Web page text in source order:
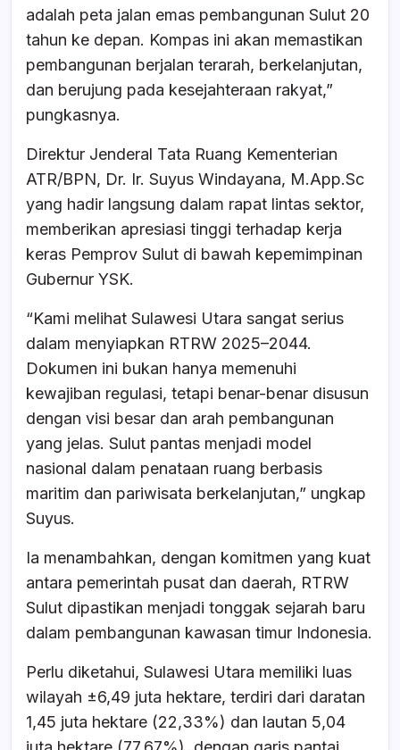
adalah peta jalan emas pembangunan Sulut 20
tahun ke depan. Kompas ini akan memastikan
pembangunan berjalan terarah, berkelanjutan,
dan berujung pada kesejahteraan rakyat,”
pungkasnya.
Direktur Jenderal Tata Ruang Kementerian
ATR/BPN, Dr. Ir. Suyus Windayana, M.App.Sc
yang hadir langsung dalam rapat lintas sektor,
memberikan apresiasi tinggi terhadap kerja
keras Pemprov Sulut di bawah kepemimpinan
Gubernur YSK.
“Kami melihat Sulawesi Utara sangat serius
dalam menyiapkan RTRW 2025–2044.
Dokumen ini bukan hanya memenuhi
kewajiban regulasi, tetapi benar-benar disusun
dengan visi besar dan arah pembangunan
yang jelas. Sulut pantas menjadi model
nasional dalam penataan ruang berbasis
maritim dan pariwisata berkelanjutan,” ungkap
Suyus.
Ia menambahkan, dengan komitmen yang kuat
antara pemerintah pusat dan daerah, RTRW
Sulut dipastikan menjadi tonggak sejarah baru
dalam pembangunan kawasan timur Indonesia.
Perlu diketahui, Sulawesi Utara memiliki luas
wilayah ±6,49 juta hektare, terdiri dari daratan
1,45 juta hektare (22,33%) dan lautan 5,04